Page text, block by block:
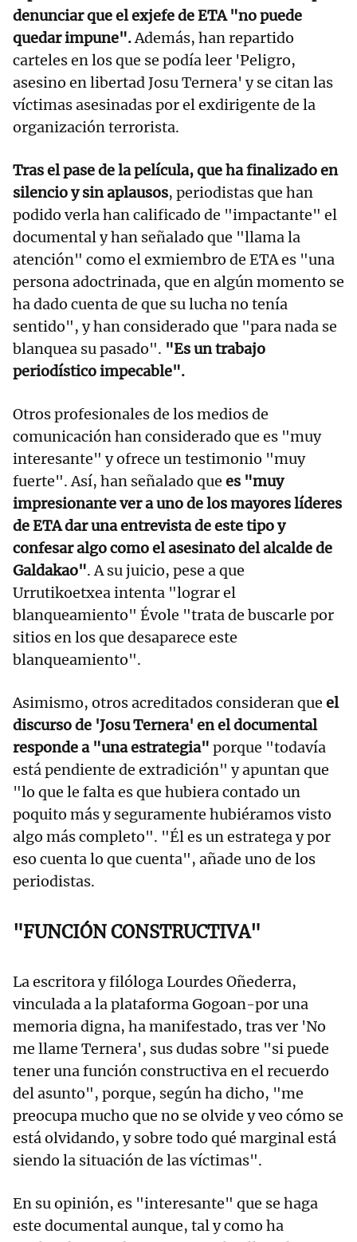
denunciar que el exjefe de ETA "no puede
quedar impune".Además, han repartido
carteles en los que se podía leer 'Peligro,
asesino en libertad Josu Ternera' y se citan las
víctimas asesinadas por el exdirigente de la
organización terrorista.
Tras el pase de la película, que ha finalizado en
silencio y sin aplausos, periodistas que han
podido verla han calificado de "impactante" el
documental y han señalado que "llama la
atención" como el exmiembro de ETA es "una
persona adoctrinada, que en algún momento se
ha dado cuenta de que su lucha no tenía
sentido", y han considerado que "para nada se
blanquea su pasado". "Es un trabajo
periodístico impecable".
Otros profesionales de los medios de
comunicación han considerado que es "muy
interesante" y ofrece un testimonio "muy
fuerte". Así, han señalado que es "muy
impresionante ver a uno de los mayores líderes
de ETA dar una entrevista de este tipo y
confesar algo como el asesinato del alcalde de
Galdakao". A su juicio, pese a que
Urrutikoetxea intenta "lograr el
blanqueamiento" Évole "trata de buscarle por
sitios en los que desaparece este
blanqueamiento".
Asimismo, otros acreditados consideran que el
discurso de 'Josu Ternera' en el documental
responde a "una estrategia" porque "todavía
está pendiente de extradición" y apuntan que
"lo que le falta es que hubiera contado un
poquito más y seguramente hubiéramos visto
algo más completo". "Él es un estratega y por
eso cuenta lo que cuenta", añade uno de los
periodistas.
"FUNCIÓN CONSTRUCTIVA"
La escritora y filóloga Lourdes Oñederra,
vinculada a la plataforma Gogoan-por una
memoria digna, ha manifestado, tras ver 'No
me llame Ternera', sus dudas sobre "si puede
tener una función constructiva en el recuerdo
del asunto", porque, según ha dicho, "me
preocupa mucho que no se olvide y veo cómo se
está olvidando, y sobre todo qué marginal está
siendo la situación de las víctimas".
En su opinión, es "interesante" que se haga
este documental aunque, tal y como ha